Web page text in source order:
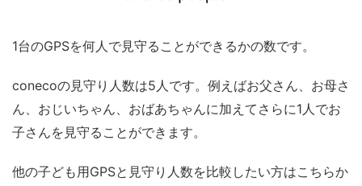
1台のGPSを何人で見守ることができるかの数です。
conecoの見守り人数は5人です。例えばお父さん、お母さ
ん、おじいちゃん、おばあちゃんに加えてさらに1人でお
子さんを見守ることができます。
他の子ども用GPSと見守り人数を比較したい方はこちらか